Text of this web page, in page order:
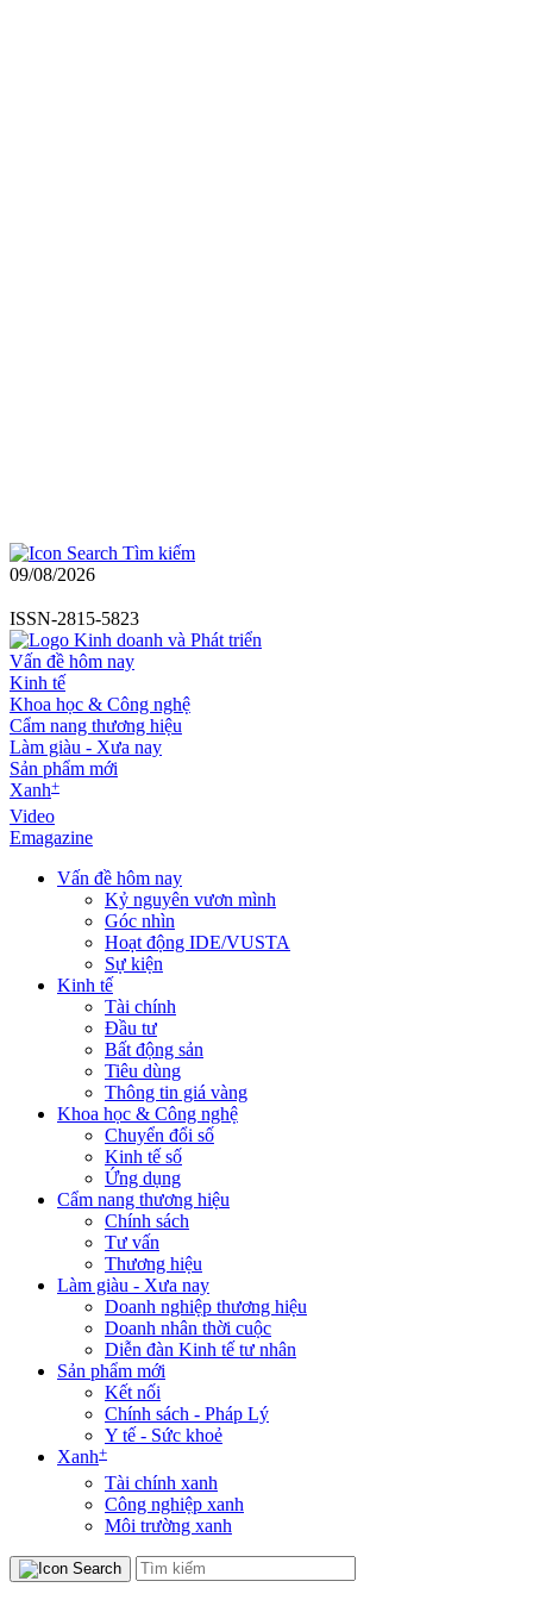
Tìm kiếm
09/08/2026
ISSN-2815-5823
Vấn đề hôm nay
Kinh tế
Khoa học & Công nghệ
Cẩm nang thương hiệu
Làm giàu - Xưa nay
Sản phẩm mới
Xanh+
Video
Emagazine
Vấn đề hôm nay
Kỷ nguyên vươn mình
Góc nhìn
Hoạt động IDE/VUSTA
Sự kiện
Kinh tế
Tài chính
Đầu tư
Bất động sản
Tiêu dùng
Thông tin giá vàng
Khoa học & Công nghệ
Chuyển đổi số
Kinh tế số
Ứng dụng
Cẩm nang thương hiệu
Chính sách
Tư vấn
Thương hiệu
Làm giàu - Xưa nay
Doanh nghiệp thương hiệu
Doanh nhân thời cuộc
Diễn đàn Kinh tế tư nhân
Sản phẩm mới
Kết nối
Chính sách - Pháp Lý
Y tế - Sức khoẻ
Xanh+
Tài chính xanh
Công nghiệp xanh
Môi trường xanh